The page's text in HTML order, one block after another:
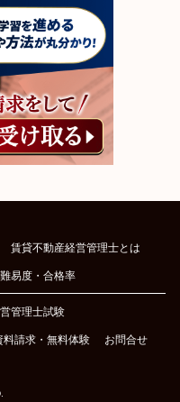
賃貸不動産経営管理士とは
難易度・合格率
管理士試験
料請求・無料体験 お問合せ